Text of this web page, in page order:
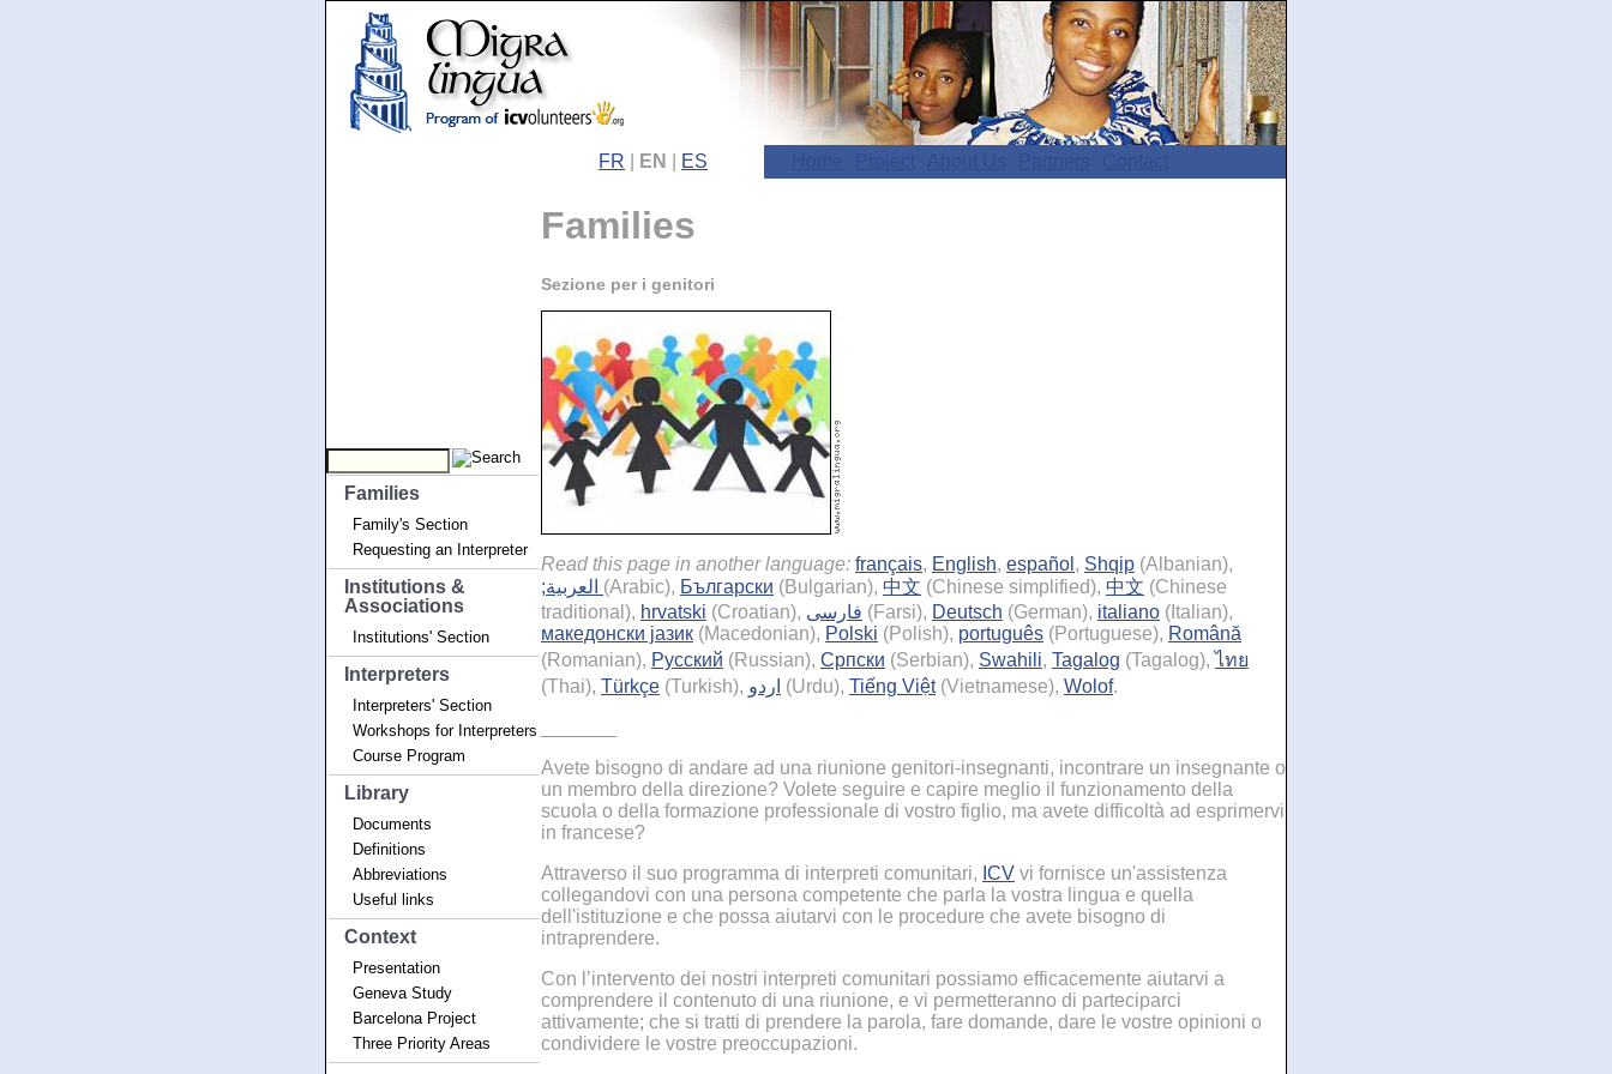
Families
Family's Section
Requesting an Interpreter
Institutions &
Associations
Institutions' Section
Interpreters
Interpreters' Section
Workshops for Interpreters
Course Program
Library
Documents
Definitions
Abbreviations
Useful links
Context
Presentation
Geneva Study
Barcelona Project
Three Priority Areas
FR EN ES
Families
Sezione per i genitori
Read this page in another language: français, English, español , Shqip (Albanian),
(Arabic), Български (Bulgarian), 中文 (Chinese simplified), 中文 (Chinese
traditional), hrvatski (Croatian), فارسی (Farsi), Deutsch (German), italiano (Italian),
македонски јазик (Macedonian), Polski (Polish), português (Portuguese), Română
(Romanian), Русский (Russian), Српски (Serbian), Swahili, Tagalog (Tagalog),ไทย
(Thai), Türkçe (Turkish), اردو (Urdu), Tiếng Việt(Vietnamese), Wolof.
Avete bisogno di andare ad una riunione genitori-insegnanti, incontrare un insegnante o
un membro della direzione? Volete seguire e capire meglio il funzionamento della
scuola o della formazione professionale di vostro figlio, ma avete difficoltà ad esprimervi
in francese?
Attraverso il suo programma di interpreti comunitari, ICV vi fornisce un'assistenza
collegandovi con una persona competente che parla la vostra lingua e quella
dell'istituzione e che possa aiutarvi con le procedure che avete bisogno di
intraprendere.
Con l’intervento dei nostri interpreti comunitari possiamo efficacemente aiutarvi a
comprendere il contenuto di una riunione, e vi permetteranno di parteciparci
attivamente; che si tratti di prendere la parola, fare domande, dare le vostre opinioni o
condividere le vostre preoccupazioni.